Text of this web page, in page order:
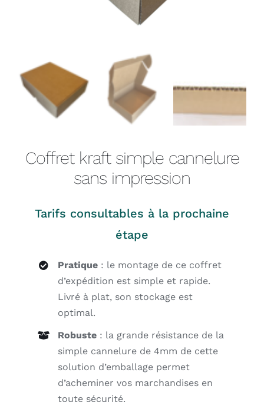
Coffret kraft simple cannelure
sans impression
Tarifs consultables à la prochaine
étape
Pratique : le montage de ce coffret
d’expédition est simple et rapide.
Livré à plat, son stockage est
optimal.
Robuste : la grande résistance de la
simple cannelure de 4mm de cette
solution d’emballage permet
d’acheminer vos marchandises en
toute sécurité.